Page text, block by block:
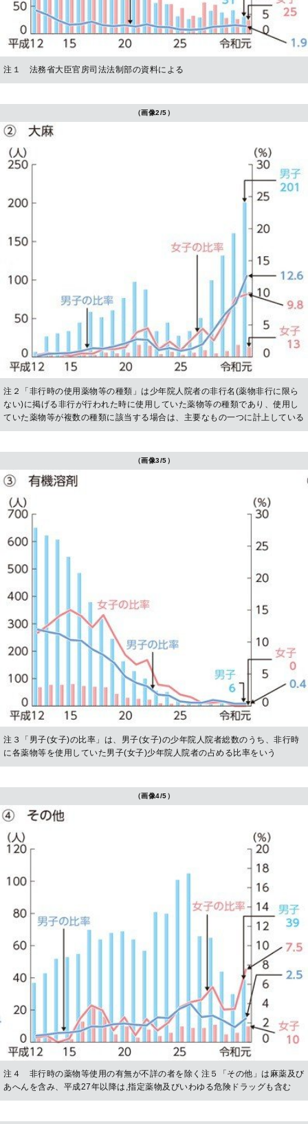
注１ 法務省大臣官房司法法制部の資料による
（画像2/5）
注２「非行時の使用薬物等の種類」は少年院人院者の非行名(薬物非行に限ら
ない)に掲げる非行が行われた時に使用していた薬物等の種類であり、使用し
ていた薬物等が複数の種類に該当する場合は、主要なもの一つに計上している
（画像3/5）
注３「男子(女子)の比率」は、男子(女子)の少年院人院者総数のうち、非行時
に各薬物等を使用していた男子(女子)少年院人院者の占める比率をいう
（画像4/5）
注４ 非行時の薬物等使用の有無が不詳の者を除く注５「その他」は麻薬及び
あへんを含み、平成27年以降は,指定薬物及びいわゆる危険ドラッグも含む